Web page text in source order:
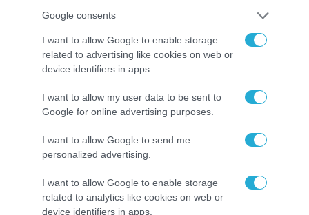
Google consents
I want to allow Google to enable storage
related to advertising like cookies on web or
device identifiers in apps.
I want to allow my user data to be sent to
Google for online advertising purposes.
I want to allow Google to send me
personalized advertising.
I want to allow Google to enable storage
related to analytics like cookies on web or
device identifiers in apps.
Στο Βελιγράδι ο Β.Ζελένσκι: «Πρέπει να
αποσπάσουμε τους Σέρβους από το